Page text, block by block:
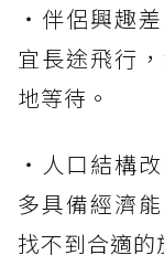
・伴侶興趣
宜長途飛行
地等待。
・人口結構
多具備經濟
找不到合適的